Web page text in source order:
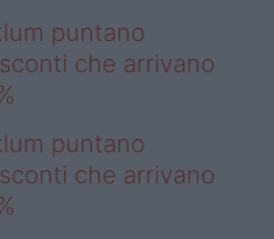
puntano
che arrivano
puntano
che arrivano